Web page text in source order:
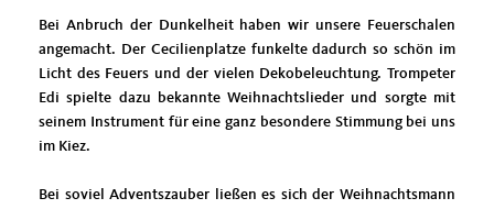
Bei Anbruch der Dunkelheit haben wir unsere Feuerschalen
angemacht. Der Cecilienplatze funkelte dadurch so schön im
Licht des Feuers und der vielen Dekobeleuchtung. Trompeter
Edi spielte dazu bekannte Weihnachtslieder und sorgte mit
seinem Instrument für eine ganz besondere Stimmung bei uns
im Kiez.
Bei soviel Adventszauber ließen es sich der Weihnachtsmann